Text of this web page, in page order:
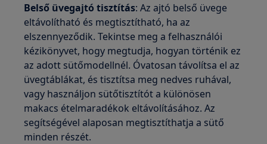
Belső üvegajtó tisztítás: Az ajtó belső üvege
eltávolítható és megtisztítható, ha az
elszennyeződik. Tekintse meg a felhasználói
kézikönyvet, hogy megtudja, hogyan történik ez
az adott sütőmodellnél. Óvatosan távolítsa el az
üvegtáblákat, és tisztítsa meg nedves ruhával,
vagy használjon sütőtisztítót a különösen
makacs ételmaradékok eltávolításához. Az
segítségével alaposan megtisztíthatja a sütő
minden részét.